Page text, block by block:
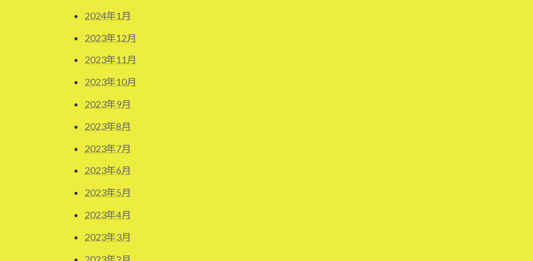
2024年1月
2023年12月
2023年11月
2023年10月
2023年9月
2023年8月
2023年7月
2023年6月
2023年5月
2023年4月
2023年3月
2023年2月